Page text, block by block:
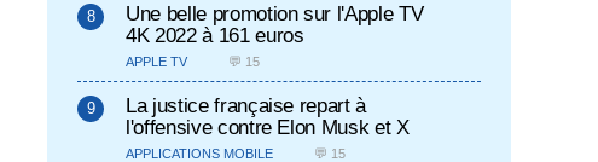
Une belle promotion sur l'Apple TV
4K 2022 à 161 euros
APPLE TV 💬 15
La justice française repart à
l'offensive contre Elon Musk et X
APPLICATIONS MOBILE 💬 15